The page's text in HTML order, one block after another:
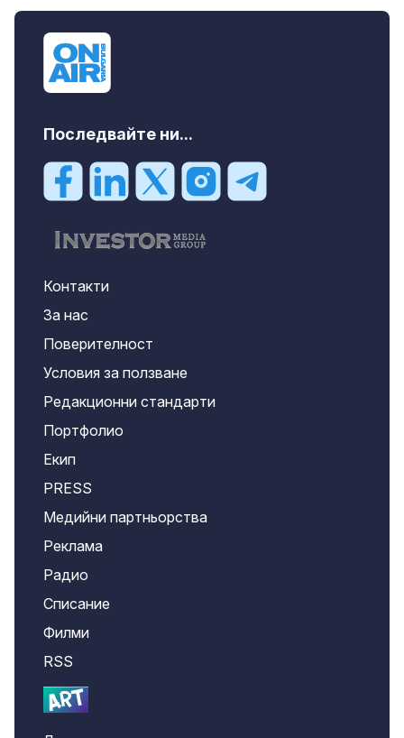
Последвайте ни...
Контакти
За нас
Поверителност
Условия за ползване
Редакционни стандарти
Портфолио
Екип
PRESS
Медийни партньорства
Реклама
Радио
Списание
Филми
RSS